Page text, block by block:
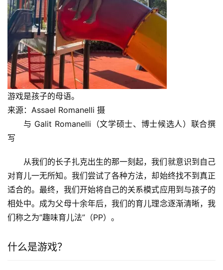
游戏是孩子的母语。
来源：Assael Romanelli 摄
与 Galit Romanelli（文学硕士、博士候选人）联合撰
写
从我们的长子扎克出生的那一刻起，我们就意识到自己
对育儿一无所知。我们尝试了各种方法，却始终找不到真正
适合的。最终，我们开始将自己的关系模式应用到与孩子的
相处中。成为父母十余年后，我们的育儿理念逐渐清晰，我
们称之为”趣味育儿法”（PP）。
什么是游戏？